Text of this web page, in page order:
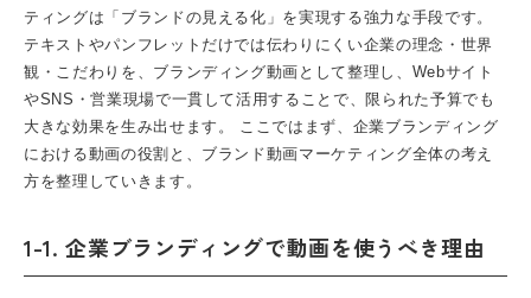
ティングは「ブランドの見える化」を実現する強力な手段です。
テキストやパンフレットだけでは伝わりにくい企業の理念・世界
観・こだわりを、ブランディング動画として整理し、Webサイト
やSNS・営業現場で一貫して活用することで、限られた予算でも
大きな効果を生み出せます。 ここではまず、企業ブランディング
における動画の役割と、ブランド動画マーケティング全体の考え
方を整理していきます。
1-1. 企業ブランディングで動画を使うべき理由